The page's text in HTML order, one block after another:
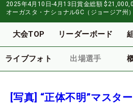
2025年4月10日-4月13日賞金総額
オーガスタ・ナショナルGC（ジョージア州）
大会TOP リーダーボード
ライブフォト 出場選手
[写真] “正体不明”マスタ